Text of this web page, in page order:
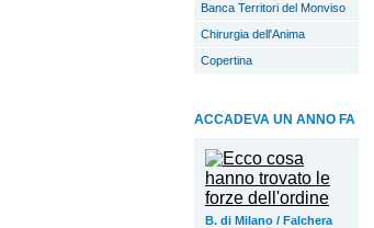
Banca Territori del Monviso
Chirurgia dell'Anima
Copertina
ACCADEVA UN ANNO FA
B. di Milano / Falchera